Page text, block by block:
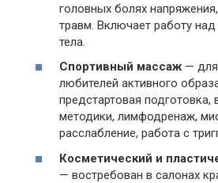
головных болях
травм. Включает работу
тела.
Спортивный массаж —
любителей активного
предстартовая подготовка,
методики, лимфодренаж,
расслабление, работа с
Косметический и
— востребован в салонах